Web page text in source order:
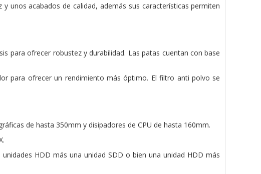
unos acabados de calidad, además sus características permiten
para ofrecer robustez y durabilidad. Las patas cuentan con base
para ofrecer un rendimiento más óptimo. El filtro anti polvo se
de hasta 350mm y disipadores de CPU de hasta 160mm.
HDD más una unidad SDD o bien una unidad HDD más